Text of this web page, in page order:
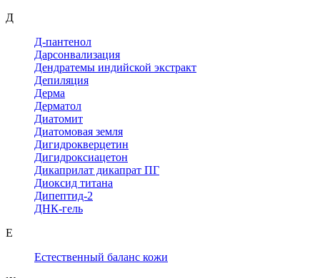
Д
Д-пантенол
Дарсонвализация
Дендратемы индийской экстракт
Депиляция
Дерма
Дерматол
Диатомит
Диатомовая земля
Дигидрокверцетин
Дигидроксиацетон
Дикаприлат дикапрат ПГ
Диоксид титана
Дипептид-2
ДНК-гель
Е
Естественный баланс кожи